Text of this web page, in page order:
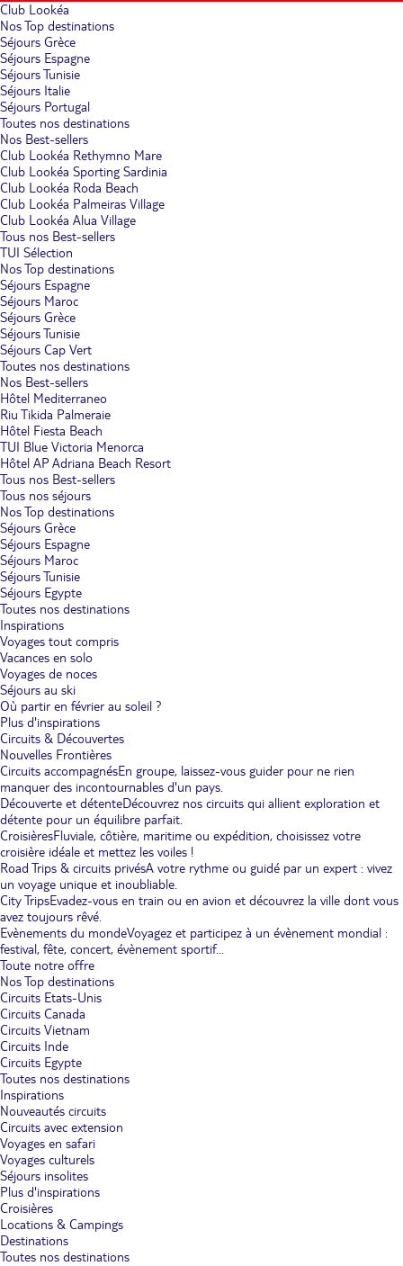
Club Lookéa
Nos Top destinations
Séjours Grèce
Séjours Espagne
Séjours Tunisie
Séjours Italie
Séjours Portugal
Toutes nos destinations
Nos Best-sellers
Club Lookéa Rethymno Mare
Club Lookéa Sporting Sardinia
Club Lookéa Roda Beach
Club Lookéa Palmeiras Village
Club Lookéa Alua Village
Tous nos Best-sellers
TUI Sélection
Nos Top destinations
Séjours Espagne
Séjours Maroc
Séjours Grèce
Séjours Tunisie
Séjours Cap Vert
Toutes nos destinations
Nos Best-sellers
Hôtel Mediterraneo
Riu Tikida Palmeraie
Hôtel Fiesta Beach
TUI Blue Victoria Menorca
Hôtel AP Adriana Beach Resort
Tous nos Best-sellers
Tous nos séjours
Nos Top destinations
Séjours Grèce
Séjours Espagne
Séjours Maroc
Séjours Tunisie
Séjours Egypte
Toutes nos destinations
Inspirations
Voyages tout compris
Vacances en solo
Voyages de noces
Séjours au ski
Où partir en février au soleil ?
Plus d'inspirations
Circuits & Découvertes
Nouvelles Frontières
Circuits accompagnésEn groupe, laissez-vous guider pour ne rien
manquer des incontournables d'un pays.
Découverte et détenteDécouvrez nos circuits qui allient exploration et
détente pour un équilibre parfait.
CroisièresFluviale, côtière, maritime ou expédition, choisissez votre
croisière idéale et mettez les voiles !
Road Trips & circuits privésA votre rythme ou guidé par un expert : vivez
un voyage unique et inoubliable.
City TripsEvadez-vous en train ou en avion et découvrez la ville dont vous
avez toujours rêvé.
Evènements du mondeVoyagez et participez à un évènement mondial :
festival, fête, concert, évènement sportif...
Toute notre offre
Nos Top destinations
Circuits Etats-Unis
Circuits Canada
Circuits Vietnam
Circuits Inde
Circuits Egypte
Toutes nos destinations
Inspirations
Nouveautés circuits
Circuits avec extension
Voyages en safari
Voyages culturels
Séjours insolites
Plus d'inspirations
Croisières
Locations & Campings
Destinations
Toutes nos destinations